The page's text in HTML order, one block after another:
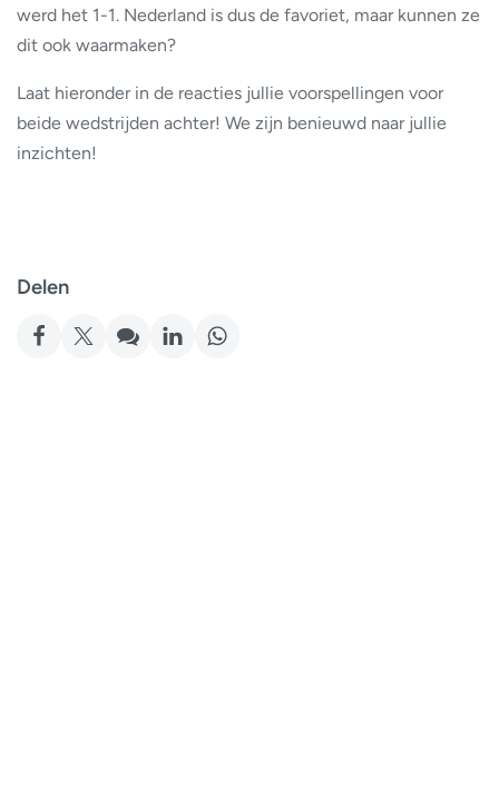
werd het 1-1. Nederland is dus de favoriet, maar kunnen ze
dit ook waarmaken?
Laat hieronder in de reacties jullie voorspellingen voor
beide wedstrijden achter! We zijn benieuwd naar jullie
inzichten!
Delen